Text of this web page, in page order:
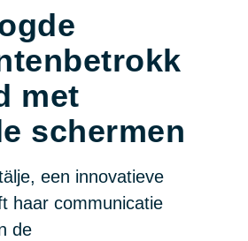
met
schermen
een innovatieve
haar communicatie
de